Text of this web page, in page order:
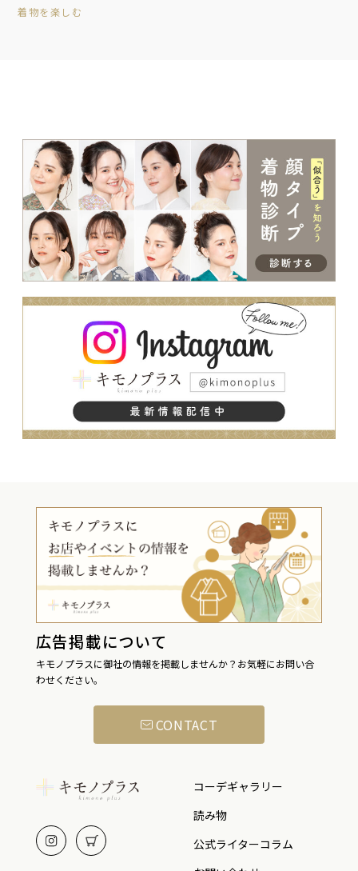
着物を楽しむ
広告掲載について
キモノプラスに御社の情報を掲載しませんか？お気軽にお問い合
わせください。
CONTACT
コーデギャラリー
読み物
公式ライターコラム